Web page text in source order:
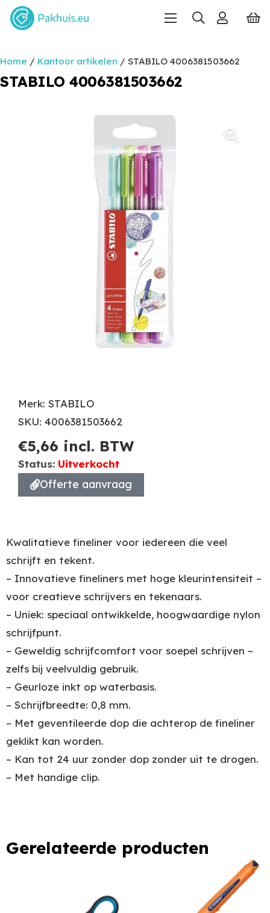
Home / Kantoor artikelen / STABILO 4006381503662
STABILO 4006381503662
Merk: STABILO
SKU: 4006381503662
€5,66 incl. BTW
Status: Uitverkocht
Offerte aanvraag
Kwalitatieve fineliner voor iedereen die veel
schrijft en tekent.
– Innovatieve fineliners met hoge kleurintensiteit –
voor creatieve schrijvers en tekenaars.
– Uniek: speciaal ontwikkelde, hoogwaardige nylon
schrijfpunt.
– Geweldig schrijfcomfort voor soepel schrijven –
zelfs bij veelvuldig gebruik.
– Geurloze inkt op waterbasis.
– Schrijfbreedte: 0,8 mm.
– Met geventileerde dop die achterop de fineliner
geklikt kan worden.
– Kan tot 24 uur zonder dop zonder uit te drogen.
– Met handige clip.
Gerelateerde producten